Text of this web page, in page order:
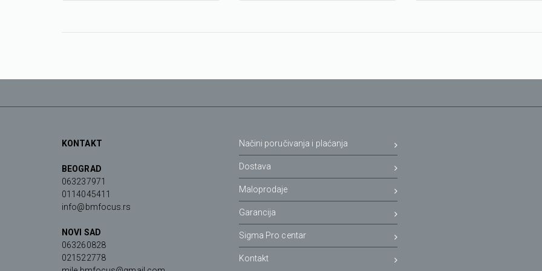
KONTAKT
BEOGRAD
063237971
0114045411
info@bmfocus.rs
NOVI SAD
063260828
021522778
Načini poručivanja i plaćanja
Dostava
Maloprodaje
Garancija
Sigma Pro centar
Kontakt